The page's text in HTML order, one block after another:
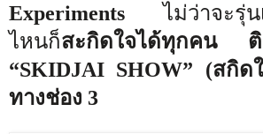
Experiments ไม่ว่าจะรุ่น
ไหนก็สะกิดใจได้ทุกคน ติ
“SKIDJAI SHOW” (สกิด
ทางช่อง 3